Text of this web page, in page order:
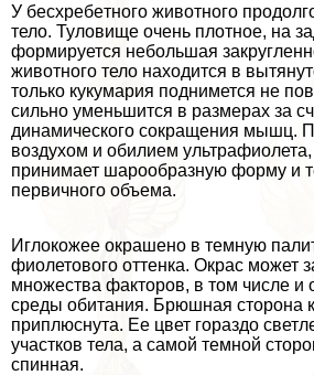
У бесхрeбeтного животного
тело. Туловище очень плотное, на
формируется небольшая
животного тело находится в
только кукумария поднимется не
сильно уменьшится в размерах за
динамического сокращения мышц.
воздухом и обилием ультрафиолета,
принимает шарообразную форму и
первичного объема.
Иглокожее окрашено в темную
фиолетового оттенка. Окрас может
множества факторов, в том числе и
среды обитания. Брюшная сторона
приплюснута. Ее цвет гораздо
участков тела, а самой темной
спинная.